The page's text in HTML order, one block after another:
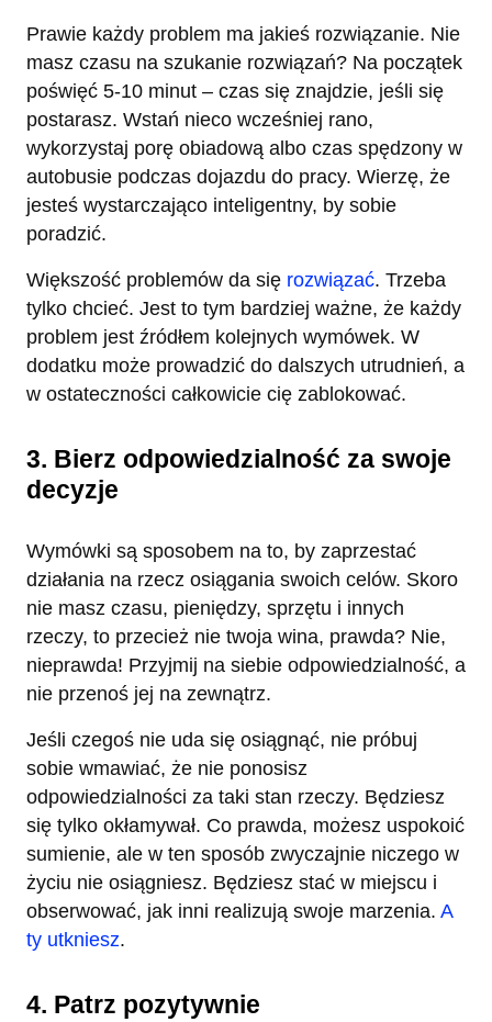
Prawie każdy problem ma jakieś rozwiązanie. Nie
masz czasu na szukanie rozwiązań? Na początek
poświęć 5-10 minut – czas się znajdzie, jeśli się
postarasz. Wstań nieco wcześniej rano,
wykorzystaj porę obiadową albo czas spędzony w
autobusie podczas dojazdu do pracy. Wierzę, że
jesteś wystarczająco inteligentny, by sobie
poradzić.
Większość problemów da się rozwiązać. Trzeba
tylko chcieć. Jest to tym bardziej ważne, że każdy
problem jest źródłem kolejnych wymówek. W
dodatku może prowadzić do dalszych utrudnień, a
w ostateczności całkowicie cię zablokować.
3. Bierz odpowiedzialność za swoje
decyzje
Wymówki są sposobem na to, by zaprzestać
działania na rzecz osiągania swoich celów. Skoro
nie masz czasu, pieniędzy, sprzętu i innych
rzeczy, to przecież nie twoja wina, prawda? Nie,
nieprawda! Przyjmij na siebie odpowiedzialność, a
nie przenoś jej na zewnątrz.
Jeśli czegoś nie uda się osiągnąć, nie próbuj
sobie wmawiać, że nie ponosisz
odpowiedzialności za taki stan rzeczy. Będziesz
się tylko okłamywał. Co prawda, możesz uspokoić
sumienie, ale w ten sposób zwyczajnie niczego w
życiu nie osiągniesz. Będziesz stać w miejscu i
obserwować, jak inni realizują swoje marzenia. A
ty utkniesz.
4. Patrz pozytywnie